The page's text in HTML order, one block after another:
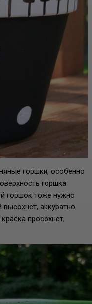
горшки, особенно
горшка
горшок тоже нужно
аккуратно
просохнет,